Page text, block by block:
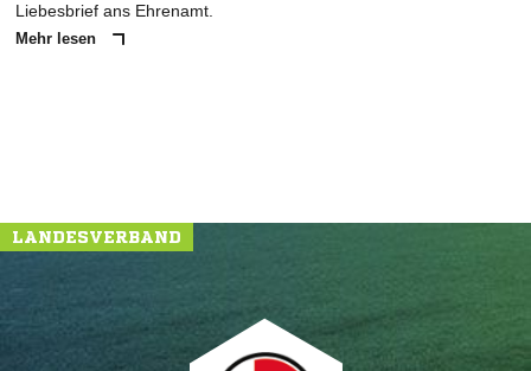
Liebesbrief ans Ehrenamt.
Mehr lesen
LANDESVERBAND